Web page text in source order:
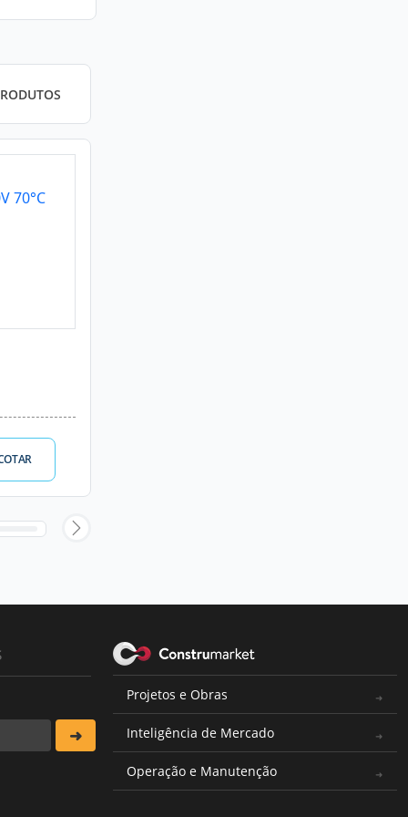
Projetos e Obras
Inteligência de Mercado
Operação e Manutenção